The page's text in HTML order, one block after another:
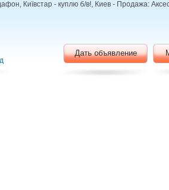
Київстар - куплю б/в!, Киев - Продажа:
Дать объявление